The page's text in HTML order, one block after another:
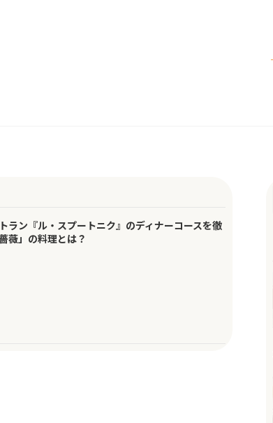
ラン『ル・スプートニク』のディナーコースを徹
薇」の料理とは？